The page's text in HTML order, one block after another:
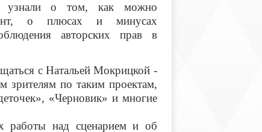
узнали о том, как можно
о плюсах и минусах
авторских прав в
с Натальей Мокрицкой -
зрителям по таким проектам,
«Черновик» и многие
работы над сценарием и об